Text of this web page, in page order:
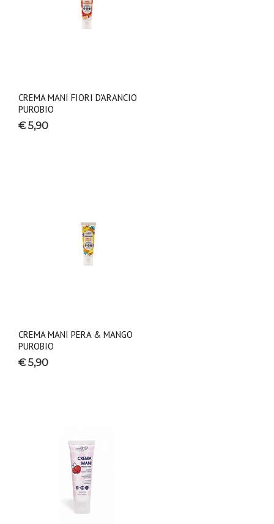
CREMA MANI FIORI D'ARANCIO
PUROBIO
€ 5,90
CREMA MANI PERA & MANGO
PUROBIO
€ 5,90